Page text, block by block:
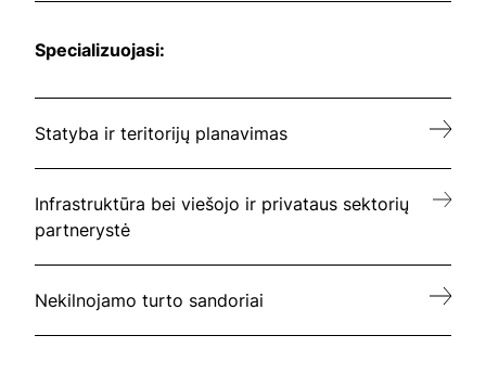
Specializuojasi:
Statyba ir teritorijų planavimas
Infrastruktūra bei viešojo ir privataus sektorių
partnerystė
Nekilnojamo turto sandoriai